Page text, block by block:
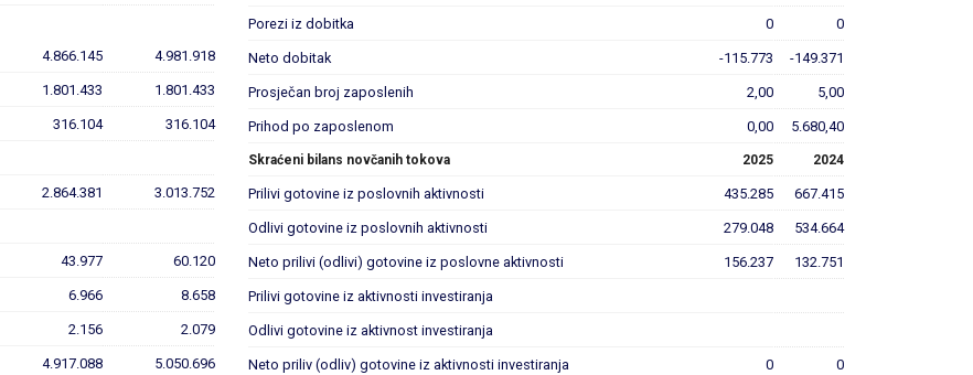
4.866.145 4.981.918
1.801.433 1.801.433
316.104 316.104
2.864.381 3.013.752
43.977 60.120
6.966 8.658
2.156 2.079
4.917.088 5.050.696
Porezi iz dobitka 0 0
Neto dobitak -115.773 -149.371
Prosječan broj zaposlenih 2,00 5,00
Prihod po zaposlenom 0,00 5.680,40
Skraćeni bilans novčanih tokova 2025 2024
Prilivi gotovine iz poslovnih aktivnosti 435.285 667.415
Odlivi gotovine iz poslovnih aktivnosti 279.048 534.664
Neto prilivi (odlivi) gotovine iz poslovne aktivnosti 156.237 132.751
Prilivi gotovine iz aktivnosti investiranja
Odlivi gotovine iz aktivnost investiranja
Neto priliv (odliv) gotovine iz aktivnosti investiranja 0 0